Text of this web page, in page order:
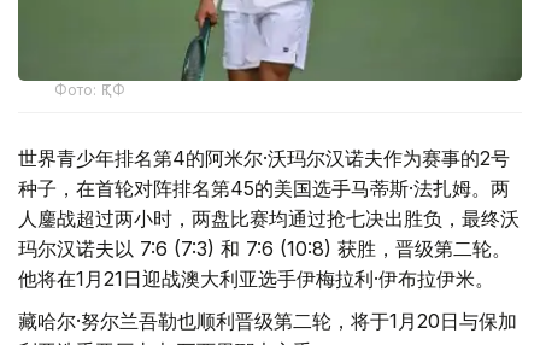
Фото: ҚТФ
世界青少年排名第4的阿米尔·沃玛尔汉诺夫作为赛事的2号
种子，在首轮对阵排名第45的美国选手马蒂斯·法扎姆。两
人鏖战超过两小时，两盘比赛均通过抢七决出胜负，最终沃
玛尔汉诺夫以 7:6 (7:3) 和 7:6 (10:8) 获胜，晋级第二轮。
他将在1月21日迎战澳大利亚选手伊梅拉利·伊布拉伊米。
藏哈尔·努尔兰吾勒也顺利晋级第二轮，将于1月20日与保加